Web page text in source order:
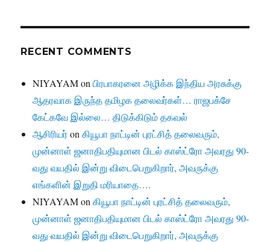
RECENT COMMENTS
NIYAYAMonபிரபாகரனை அழிக்க இந்திய அரசுக்கு
ஆதரவாக இருந்த தமிழக தலைவர்கள்… ராஜபக்சே
கேட்கவே இல்லை… திடுக்கிடும் தகவல்
ஆசிரியர்onகியூபா நாட்டின் புரட்சித் தலைவரும்,
முன்னாள் ஜனாதிபதியுமான பிடல் காஸ்ட்ரோ அவரது 90-
வது வயதில் இன்று விடைபெறுகிறார், அவருக்கு
எங்களின் இறுதி மரியாதை….
NIYAYAMonகியூபா நாட்டின் புரட்சித் தலைவரும்,
முன்னாள் ஜனாதிபதியுமான பிடல் காஸ்ட்ரோ அவரது 90-
வது வயதில் இன்று விடைபெறுகிறார், அவருக்கு